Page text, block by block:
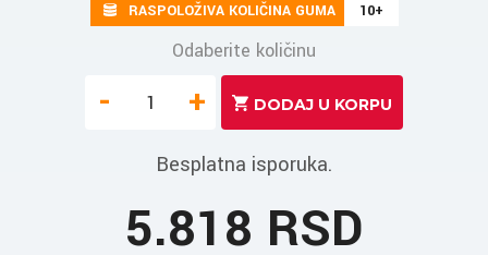
RASPOLOŽIVA KOLIČINA GUMA 10+
Odaberite količinu
- +
Besplatna isporuka.
5.818 RSD